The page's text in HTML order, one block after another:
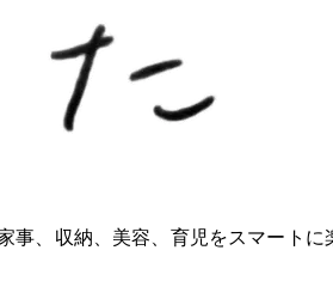
家事、収納、美容、育児をスマー